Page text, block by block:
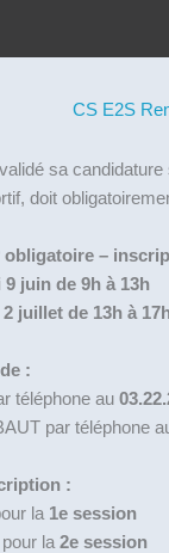
CS E2S
sa
doit
obligatoire –
9 juin de 9h à 13h
juillet de 13h à
:
téléphone au
par téléphone
:
la 1e session
pour la 2e session